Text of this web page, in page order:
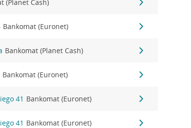
(Planet Cash)
Bankomat (Euronet)
Bankomat (Planet Cash)
Bankomat (Euronet)
41 Bankomat (Euronet)
41 Bankomat (Euronet)